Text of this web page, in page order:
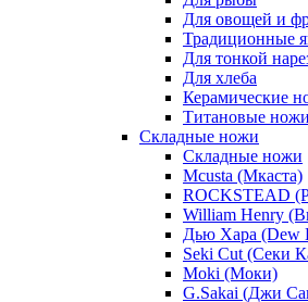
Для овощей и
Традиционные
Для тонкой
Для хлеба
Керамические
Титановые ножи
Складные ножи
Складные ножи
Mcusta (Мкаста)
ROCKSTEAD
William Henry
Дью Хара (Dew
Seki Cut (Секи
Moki (Моки)
G.Sakai (Джи